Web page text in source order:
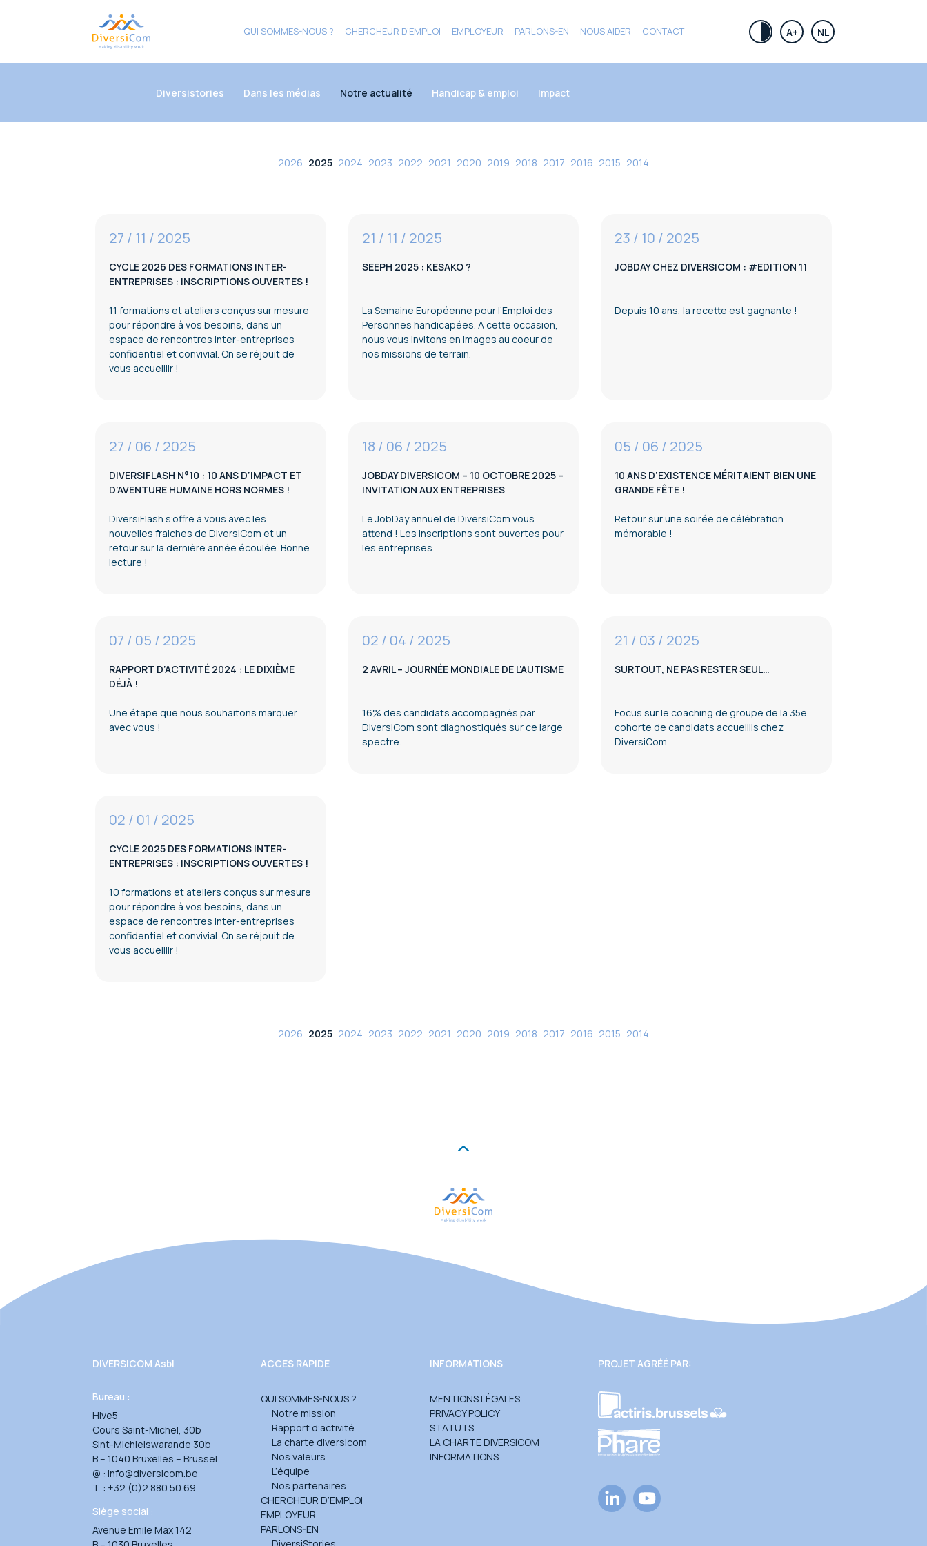
QUI SOMMES-NOUS ? CHERCHEUR D’EMPLOI EMPLOYEUR PARLONS-EN NOUS AIDER CONTACT A+ NL
Diversistories Dans les médias Notre actualité Handicap & emploi Impact
2026 2025 2024 2023 2022 2021 2020 2019 2018 2017 2016 2015 2014
27 / 11 / 2025
CYCLE 2026 DES FORMATIONS INTER-
ENTREPRISES : INSCRIPTIONS OUVERTES !
11 formations et ateliers conçus sur mesure
pour répondre à vos besoins, dans un
espace de rencontres inter-entreprises
confidentiel et convivial. On se réjouit de
vous accueillir !
21 / 11 / 2025
SEEPH 2025 : KESAKO ?
La Semaine Européenne pour l’Emploi des
Personnes handicapées. A cette occasion,
nous vous invitons en images au coeur de
nos missions de terrain.
23 / 10 / 2025
JOBDAY CHEZ DIVERSICOM : #EDITION 11
Depuis 10 ans, la recette est gagnante !
27 / 06 / 2025
DIVERSIFLASH N°10 : 10 ANS D’IMPACT ET
D’AVENTURE HUMAINE HORS NORMES !
DiversiFlash s’offre à vous avec les
nouvelles fraiches de DiversiCom et un
retour sur la dernière année écoulée. Bonne
lecture !
18 / 06 / 2025
JOBDAY DIVERSICOM – 10 OCTOBRE 2025 –
INVITATION AUX ENTREPRISES
Le JobDay annuel de DiversiCom vous
attend ! Les inscriptions sont ouvertes pour
les entreprises.
05 / 06 / 2025
10 ANS D’EXISTENCE MÉRITAIENT BIEN UNE
GRANDE FÊTE !
Retour sur une soirée de célébration
mémorable !
07 / 05 / 2025
RAPPORT D’ACTIVITÉ 2024 : LE DIXIÈME
DÉJÀ !
Une étape que nous souhaitons marquer
avec vous !
02 / 04 / 2025
2 AVRIL – JOURNÉE MONDIALE DE L’AUTISME
16% des candidats accompagnés par
DiversiCom sont diagnostiqués sur ce large
spectre.
21 / 03 / 2025
SURTOUT, NE PAS RESTER SEUL…
Focus sur le coaching de groupe de la 35e
cohorte de candidats accueillis chez
DiversiCom.
02 / 01 / 2025
CYCLE 2025 DES FORMATIONS INTER-
ENTREPRISES : INSCRIPTIONS OUVERTES !
10 formations et ateliers conçus sur mesure
pour répondre à vos besoins, dans un
espace de rencontres inter-entreprises
confidentiel et convivial. On se réjouit de
vous accueillir !
2026 2025 2024 2023 2022 2021 2020 2019 2018 2017 2016 2015 2014
DIVERSICOM Asbl
Bureau :
Hive5
Cours Saint-Michel, 30b
Sint-Michielswarande 30b
B – 1040 Bruxelles – Brussel
@ : info@diversicom.be
T. : +32 (0)2 880 50 69
Siège social :
Avenue Emile Max 142
ACCES RAPIDE
QUI SOMMES-NOUS ?
Notre mission
Rapport d’activité
La charte diversicom
Nos valeurs
L’équipe
Nos partenaires
CHERCHEUR D’EMPLOI
EMPLOYEUR
PARLONS-EN
INFORMATIONS
MENTIONS LÉGALES
PRIVACY POLICY
STATUTS
LA CHARTE DIVERSICOM
INFORMATIONS
PROJET AGRÉÉ PAR: